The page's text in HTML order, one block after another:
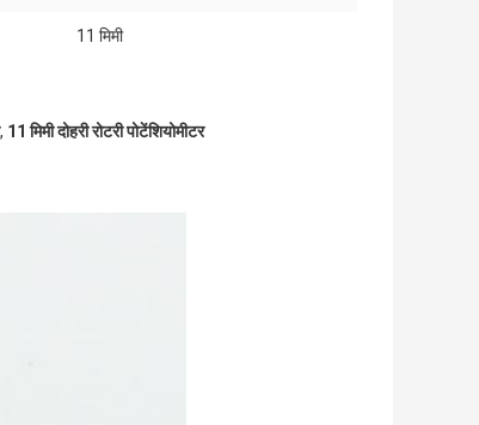
11 मिमी
, 11 मिमी दोहरी रोटरी पोटेंशियोमीटर